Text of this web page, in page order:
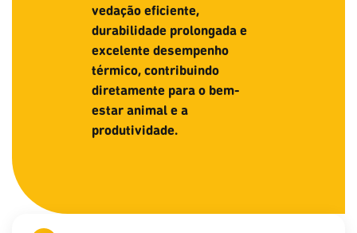
vedação eficiente,
durabilidade prolongada e
excelente desempenho
térmico, contribuindo
diretamente para o bem-
estar animal e a
produtividade.